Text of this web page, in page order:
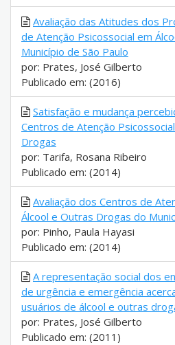
Avaliação das Atitudes dos
de Atenção Psicossocial em
Município de São Paulo
por: Prates, José Gilberto
Publicado em: (2016)
Satisfação e mudança
Centros de Atenção
Drogas
por: Tarifa, Rosana Ribeiro
Publicado em: (2014)
Avaliação dos Centros de
Álcool e Outras Drogas do
por: Pinho, Paula Hayasi
Publicado em: (2014)
A representação social dos
de urgência e emergência
usuários de álcool e outras
por: Prates, José Gilberto
Publicado em: (2011)